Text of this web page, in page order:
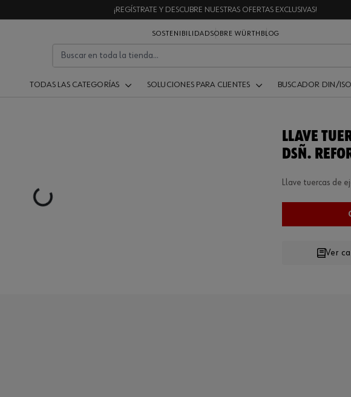
¡REGÍSTRATE Y DESCUBRE NUESTRAS OFERTAS EXCLUSIVAS!
SOSTENIBILIDADSOBRE WÜRTH BLOG
TODAS LAS CATEGORÍAS SOLUCIONES PARA CLIENTES BUSCADOR DIN/ISO
Loading...
LLAVE
DSÑ.
Llave tuercas de
Ver